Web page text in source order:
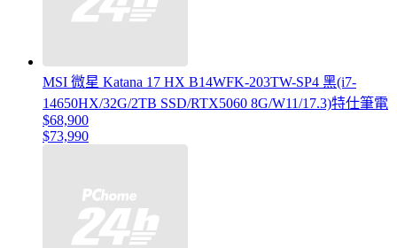
MSI 微星 Katana 17 HX B14WFK-203TW-SP4 黑(i7-
14650HX/32G/2TB SSD/RTX5060 8G/W11/17.3)特仕筆電
$68,900
$73,990